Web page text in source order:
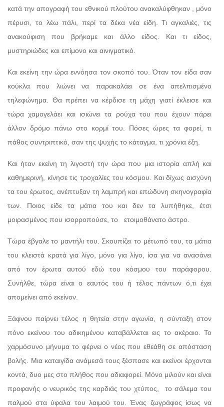
κατά την απογραφή του εθνικού πλούτου ανακαλύφθηκαν , μόνο
πέρυσι, το λέω πάλι, περί τα δέκα νέα είδη. Τι αγκαλιές, τις
ανακούφιση που βρήκαμε και άλλο είδος. Και τι είδος,
μυστηριώδες και επίμονο και αινιγματικό.
Και εκείνη την ώρα εννόησα τον σκοπό του. Όταν τον είδα σαν
κούκλα που λιώνει να παρακαλάει σε ένα απελπισμένο
τηλεφώνημα. Θα πρέπει να κέρδισε τη μάχη γιατί έκλεισε και
τώρα χαμογελάει και ισιώνει τα ρούχα του που έχουν πάρει
άλλον δρόμο πάνω στο κορμί του. Πόσες ώρες τα φορεί, τι
πάθος συντριπτικό, σαν της ψυχής το κάταγμα, τι χρόνια έξη.
Και ήταν εκείνη τη λιγοστή την ώρα που μια ιστορία απλή και
καθημερινή, κίνησε τις τροχαλίες του κόσμου. Και δίχως αισχύνη
τα του έρωτος, ανέπτυξαν τη λαμπρή και επώδυνη σκηνογραφία
των. Ποιος είδε τα μάτια του και δεν τα λυπήθηκε, έτσι
μοιρασμένος που ισορροπούσε, το
ετοιμοθάνατο άστρο.
Τώρα έβγαλε το μαντήλι του. Σκουπίζει το μέτωπό του, τα μάτια
του κλειστά κρατά για λίγο, μόνο για λίγο, ίσα για να ανασάνει
από τον έρωτα αυτού εδώ του κόσμου του παράφορου.
Συνήλθε, τώρα είναι ο εαυτός του ή τέλος πάντων ό,τι έχει
απομείνει από εκείνον.
Ξάφνου παίρνει τέλος η θητεία στην αγωνία, η σύνταξη στον
πόνο εκείνου του αδικημένου καταβάλλεται εις το ακέραιο. Το
χαρμόσυνο μήνυμα το φέρνει ο νέος που εθεάθη σε απόσταση
βολής. Μια καταιγίδα ανάμεσά τους ξέσπασε και εκείνοι έρχονται
κοντά, δυο μες στο πλήθος που αδιαφορεί. Μόνο μιλούν και είναι
προφανής ο νευρικός της καρδιάς του χτύπος,
το σάλεμα του
παλμού στα ύφαλα του λαιμού του. Ένας ζωγράφος ίσως να